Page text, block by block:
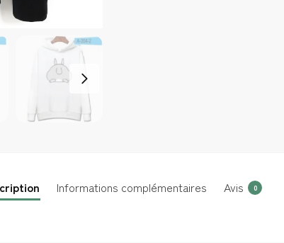
Informations complémentaires Avis 0